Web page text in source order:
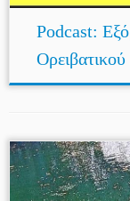
Podcast: